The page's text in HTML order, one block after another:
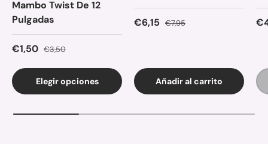
Mambo Twist De 12
Pulgadas
Precio de venta
€1,50 Precio normal
€3,50
Elegir opciones
Precio de venta
€6,15 Precio normal
€7,95
Añadir al carrito